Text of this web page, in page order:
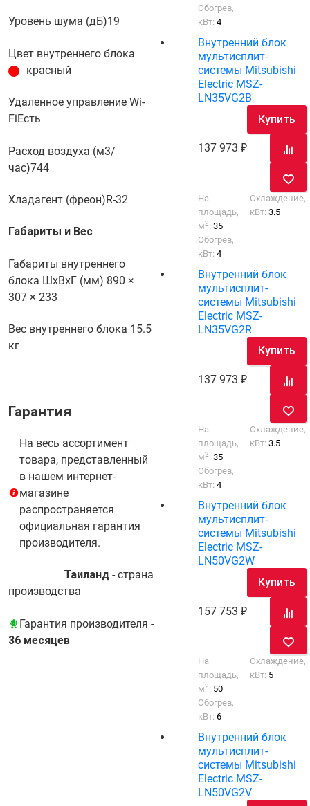
Уровень шума (дБ)19
Цвет внутреннего блока
красный
Удаленное управление Wi-
FiЕсть
Расход воздуха (м3/
час)744
Хладагент (фреон)R-32
Габариты и Вес
Габариты внутреннего
блока ШхВхГ (мм) 890 ×
307 × 233
Вес внутреннего блока 15.5
кг
Гарантия
На весь ассортимент
товара, представленный
в нашем интернет-
магазине
распространяется
официальная гарантия
производителя.
Таиланд - cтрана
производства
Гарантия производителя -
36 месяцев
Обогрев,
кВт:4
Внутренний блок
мультисплит-
системы Mitsubishi
Electric MSZ-
LN35VG2B
137 973
Купить
На
площадь,
м2:35
Охлаждение,
кВт:3.5
Обогрев,
кВт:4
Внутренний блок
мультисплит-
системы Mitsubishi
Electric MSZ-
LN35VG2R
137 973
Купить
На
площадь,
м2:35
Охлаждение,
кВт:3.5
Обогрев,
кВт:4
Внутренний блок
мультисплит-
системы Mitsubishi
Electric MSZ-
LN50VG2W
157 753
Купить
На
площадь,
м2: 50
Охлаждение,
кВт: 5
Обогрев,
кВт:6
Внутренний блок
мультисплит-
системы Mitsubishi
Electric MSZ-
LN50VG2V